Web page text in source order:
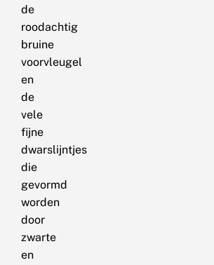
de
roodachtig
bruine
voorvleugel
en
de
vele
fijne
dwarslijntjes
die
gevormd
worden
door
zwarte
en